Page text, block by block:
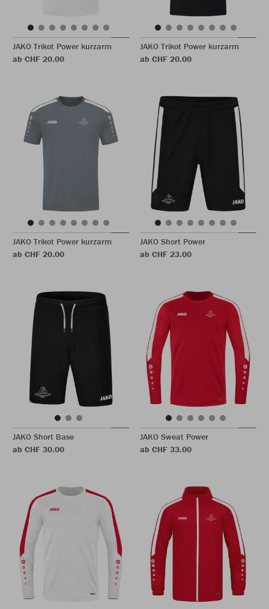
JAKO Trikot Power kurzarm
ab CHF 20.00
JAKO Trikot Power kurzarm
ab CHF 20.00
JAKO Trikot Power kurzarm
ab CHF 20.00
JAKO Short Power
ab CHF 23.00
JAKO Short Base
ab CHF 30.00
JAKO Sweat Power
ab CHF 33.00